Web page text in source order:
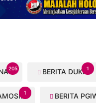
205 BERITA DUKA1
1 BERITA